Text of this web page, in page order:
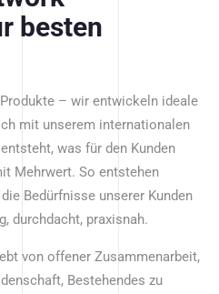
besten
– wir entwickeln ideale
mit unserem internationalen
was für den Kunden
Mehrwert. So entstehen
Bedürfnisse unserer Kunden
durchdacht, praxisnah.
von offener Zusammenarbeit,
Bestehendes zu